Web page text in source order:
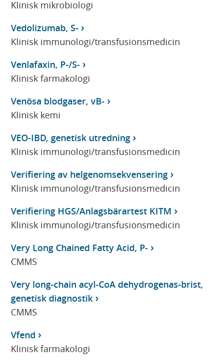
Klinisk mikrobiologi
Vedolizumab, S-
Klinisk immunologi/transfusionsmedicin
Venlafaxin, P-/S-
Klinisk farmakologi
Venösa blodgaser, vB-
Klinisk kemi
VEO-IBD, genetisk utredning
Klinisk immunologi/transfusionsmedicin
Verifiering av helgenomsekvensering
Klinisk immunologi/transfusionsmedicin
Verifiering HGS/Anlagsbärartest KITM
Klinisk immunologi/transfusionsmedicin
Very Long Chained Fatty Acid, P-
CMMS
Very long-chain acyl-CoA dehydrogenas-brist,
genetisk diagnostik
CMMS
Vfend
Klinisk farmakologi